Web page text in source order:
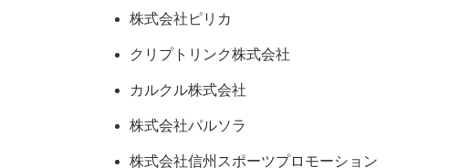
株式会社ピリカ
クリプトリンク株式会社
カルクル株式会社
株式会社パルソラ
株式会社信州スポーツプロモーション